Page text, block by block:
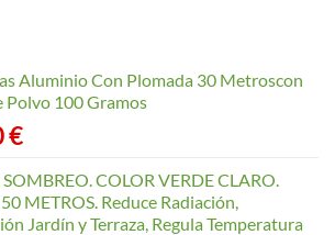
168,65 €
Aluminio Con Plomada 30 Metroscon
Polvo 100 Gramos
€
COLOR VERDE CLARO.
METROS. Reduce Radiación,
Jardín y Terraza, Regula Temperatura